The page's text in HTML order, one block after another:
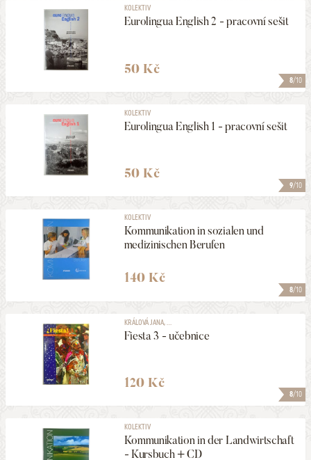
8/10
KOLEKTIV
Eurolingua English 2 - pracovní sešit
50 Kč
9/10
KOLEKTIV
Eurolingua English 1 - pracovní sešit
50 Kč
8/10
KOLEKTIV
Kommunikation in sozialen und
medizinischen Berufen
140 Kč
8/10
KRÁLOVÁ JANA, ...
Fiesta 3 - učebnice
120 Kč
KOLEKTIV
Kommunikation in der Landwirtschaft
- Kursbuch + CD